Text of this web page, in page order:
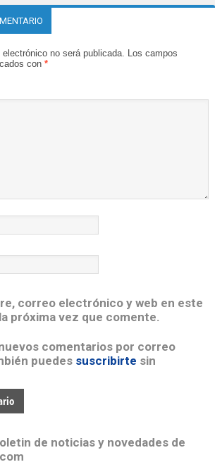
no será publicada. Los campos
con *
correo electrónico y web en este
próxima vez que comente.
comentarios por correo
puedes suscribirte sin
de noticias y novedades de